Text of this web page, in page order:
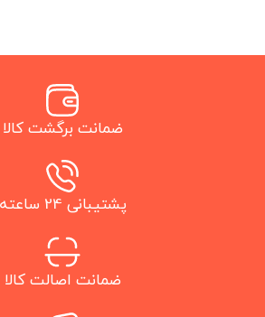
ضمانت برگشت کالا
پشتیبانی 24 ساعته
ضمانت اصالت کالا